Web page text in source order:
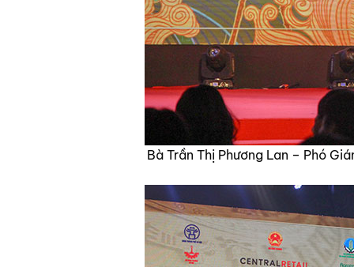
Bà Trần Thị Phương Lan – Phó